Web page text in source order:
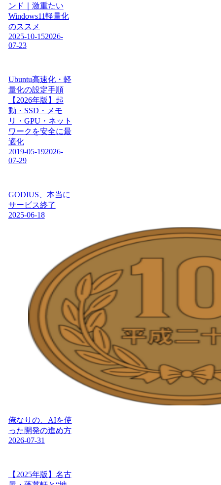
ンド｜激重たい
Windows11軽量化
のススメ
2025-10-152026-
07-23
Ubuntu高速化・軽
量化の設定手順
【2026年版】起
動・SSD・メモ
リ・GPU・ネット
ワークを安全に最
適化
2019-05-192026-
07-29
GODIUS、本当に
サービス終了
2025-06-18
俺なりの、AIを使
った開発の進め方
2026-07-31
【2025年版】名古